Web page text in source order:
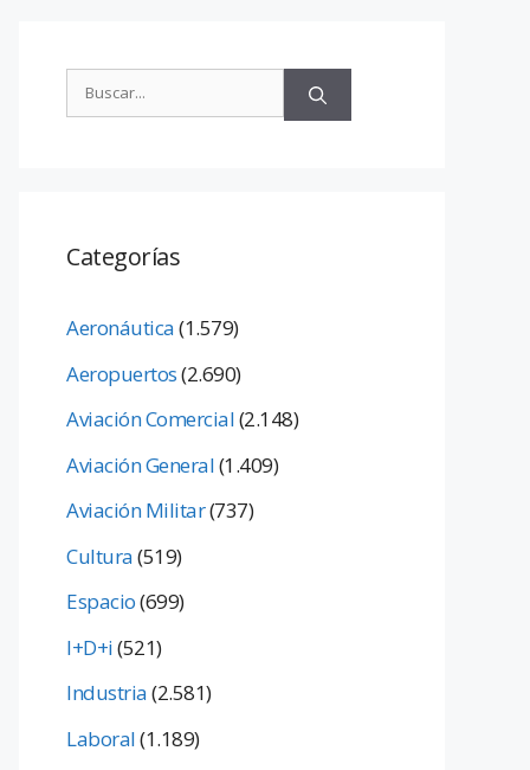
Categorías
Aeronáutica(1.579)
Aeropuertos(2.690)
Aviación Comercial(2.148)
Aviación General(1.409)
Aviación Militar(737)
Cultura(519)
Espacio(699)
I+D+i(521)
Industria(2.581)
Laboral(1.189)